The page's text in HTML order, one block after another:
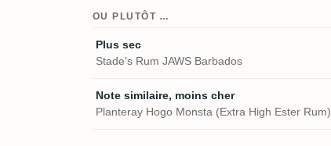
OU PLUTÔT …
Plus sec
Stade's Rum JAWS Barbados
Note similaire, moins cher
Planteray Hogo Monsta (Extra High Ester Rum)